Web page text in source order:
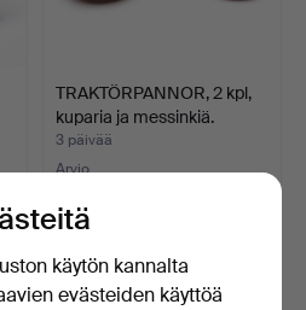
TRAKTÖRPANNOR, 2 kpl,
kuparia ja messinkiä.
3 päivää
Arvio
käytön kannalta
evästeiden käyttöä